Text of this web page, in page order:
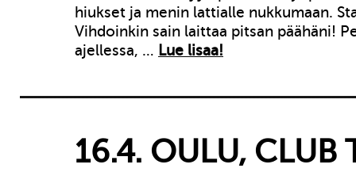
hiukset ja menin lattialle nukkumaan.
Vihdoinkin sain laittaa pitsan päähäni!
ajellessa, … Lue lisaa!
16.4. OULU, CLUB